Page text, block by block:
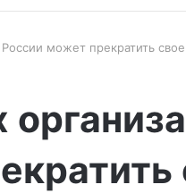
может прекратить